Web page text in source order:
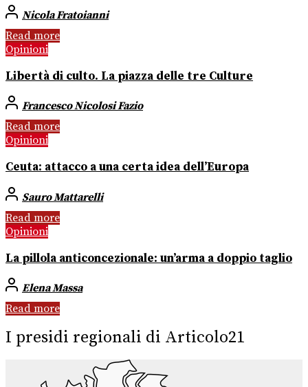
Nicola Fratoianni
Read more
Opinioni
Libertà di culto. La piazza delle tre Culture
Francesco Nicolosi Fazio
Read more
Opinioni
Ceuta: attacco a una certa idea dell’Europa
Sauro Mattarelli
Read more
Opinioni
La pillola anticoncezionale: un’arma a doppio taglio
Elena Massa
Read more
I presidi regionali di Articolo21